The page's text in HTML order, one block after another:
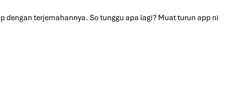
terjemahannya. So tunggu apa lagi? Muat turun app ni